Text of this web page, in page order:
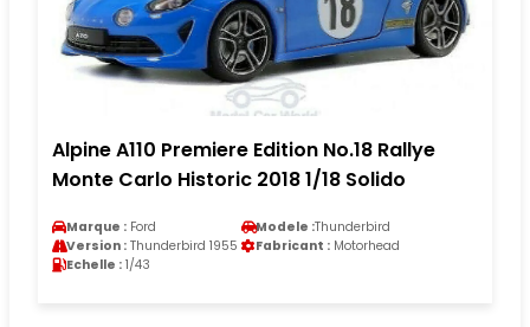
Alpine A110 Premiere Edition No.18 Rallye
Monte Carlo Historic 2018 1/18 Solido
Marque : Ford Modele :Thunderbird
Version : Thunderbird 1955 Fabricant : Motorhead
Echelle : 1/43